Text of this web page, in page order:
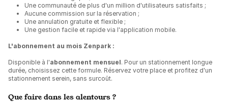
Une communauté de plus d'un million d'utilisateurs satisfaits ;
Aucune commission sur la réservation ;
Une annulation gratuite et flexible ;
Une gestion facile et rapide via l'application mobile.
L'abonnement au mois Zenpark :
Disponible à l'abonnement mensuel. Pour un stationnement longue
durée, choisissez cette formule. Réservez votre place et profitez d'un
stationnement serein, sans surcoût.
Que faire dans les alentours ?